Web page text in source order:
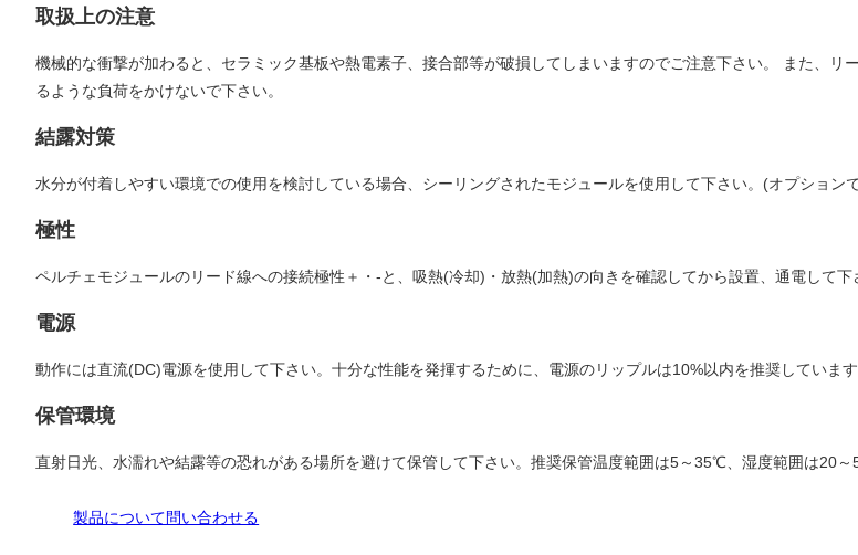
取扱上の注意
機械的な衝撃が加わると、セラミック基板や熱電素子、接合部等が破損してしまいますのでご注意下さい。 また、
るような負荷をかけないで下さい。
結露対策
水分が付着しやすい環境での使用を検討している場合、シーリングされたモジュールを使用して下さい。(オプション
極性
ペルチェモジュールのリード線への接続極性＋・-と、吸熱(冷却)・放熱(加熱)の向きを確認してから設置、通電して下
電源
動作には直流(DC)電源を使用して下さい。十分な性能を発揮するために、電源のリップルは10%以内を推奨していま
保管環境
直射日光、水濡れや結露等の恐れがある場所を避けて保管して下さい。推奨保管温度範囲は5～35℃、湿度範囲は20～
製品について問い合わせる